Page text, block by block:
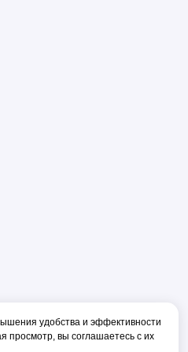
удобства и эффективности
просмотр, вы соглашаетесь с их